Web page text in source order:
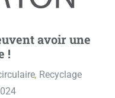
avoir une
!
, Recyclage